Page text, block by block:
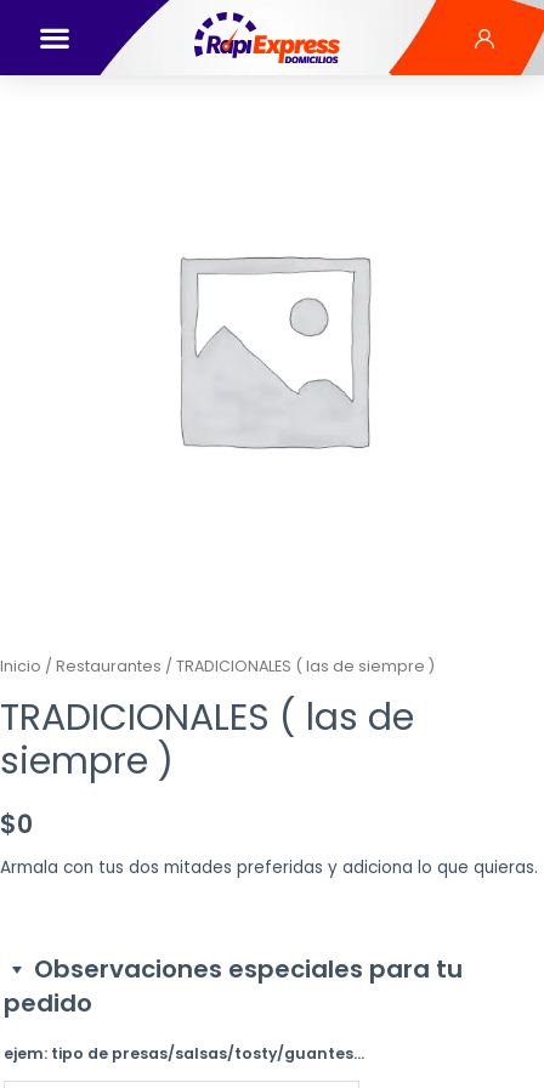
Inicio / Restaurantes / TRADICIONALES ( las de siempre )
TRADICIONALES ( las de
siempre )
$0
Armala con tus dos mitades preferidas y adiciona lo que quieras.
Observaciones especiales para tu
pedido
ejem: tipo de presas/salsas/tosty/guantes...